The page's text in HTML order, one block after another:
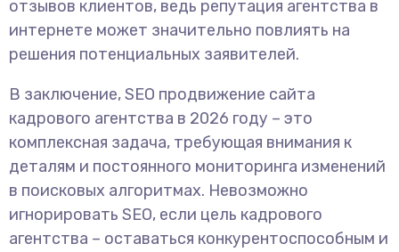
отзывов клиентов, ведь репутация агентства в
интернете может значительно повлиять на
решения потенциальных заявителей.
В заключение, SEO продвижение сайта
кадрового агентства в 2026 году – это
комплексная задача, требующая внимания к
деталям и постоянного мониторинга изменений
в поисковых алгоритмах. Невозможно
игнорировать SEO, если цель кадрового
агентства – оставаться конкурентоспособным и